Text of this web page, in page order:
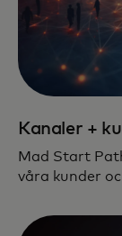
Kanaler +
Mad Start
våra kunder